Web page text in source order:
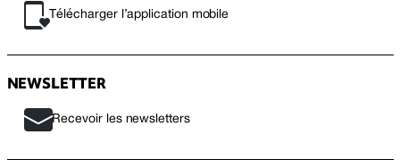
Télécharger l’application mobile
NEWSLETTER
Recevoir les newsletters